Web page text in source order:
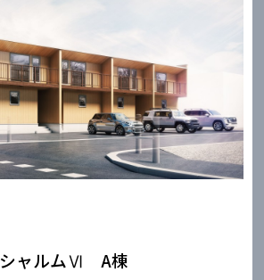
シャルムⅥ A棟